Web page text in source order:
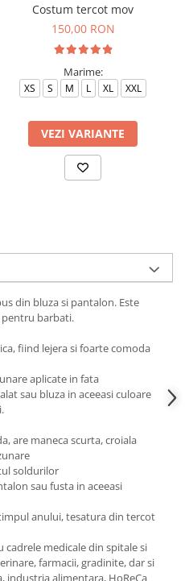
Costum tercot mov
150,00 RON
Marime:
XS S M L XL XXL
VEZI VARIANTE
din bluza si pantalon. Este
barbati.
fiind lejera si foarte comoda
aplicate in fata
sau bluza in aceeasi culoare
are maneca scurta, croiala
soldurilor
sau fusta in aceeasi
anului, tesatura din tercot
medicale din spitale si
farmacii, gradinite, dar si
industria alimentara, HoReCa